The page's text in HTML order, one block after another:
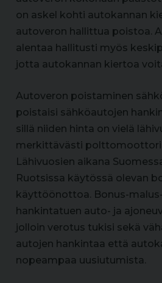
on askel kohti autokannan
autoveron hallittua poistoa.
alentaa hallitusti myös
jotta autokannan kiertoa
Autoveron poistaminen
poistaisi sähköautojen
sillä niiden hinta on vielä
merkittävästi
Lähivuosien aikana
Ruotsissa käytössä olevan
käyttöönottoa. Bonus-
hankintatuen auto- ja
jolloin verotus tukisi sekä
autojen hankintaa että
nopeampaa uusiutumista.